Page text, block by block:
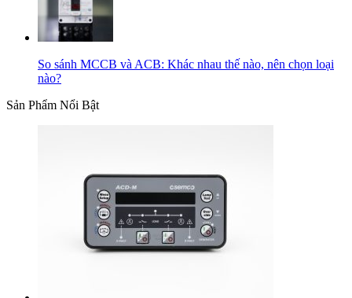
So sánh MCCB và ACB: Khác nhau thế nào, nên chọn loại
nào?
Sản Phẩm Nổi Bật